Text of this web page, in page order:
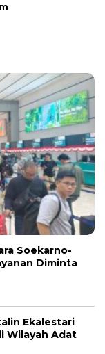
Soekarno-
Diminta
Ekalestari
Wilayah Adat